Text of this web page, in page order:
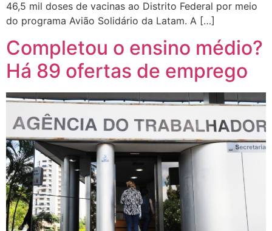
46,5 mil doses de vacinas ao Distrito Federal por meio
do programa Avião Solidário da Latam. A […]
Completou o ensino médio?
Há 89 ofertas de emprego